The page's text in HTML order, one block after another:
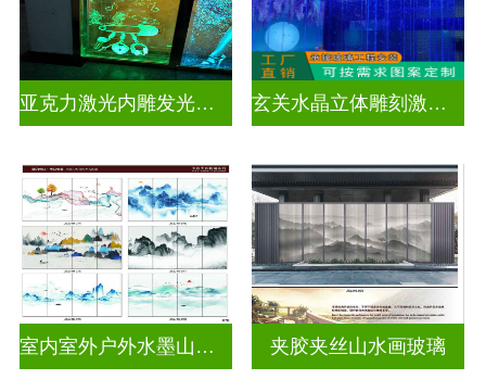
亚克力激光内雕发光通电玻璃 玄关水晶立体雕刻激光内雕发光玻璃背景墙
室内室外户外水墨山水画玻璃 夹胶夹丝山水画玻璃